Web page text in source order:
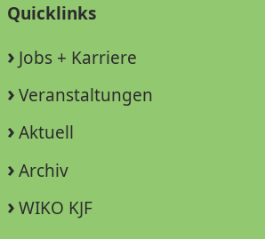
Quicklinks
Jobs + Karriere
Veranstaltungen
Aktuell
Archiv
WIKO KJF